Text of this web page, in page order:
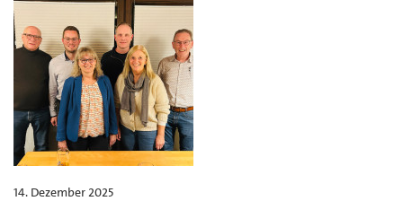
14. Dezember 2025